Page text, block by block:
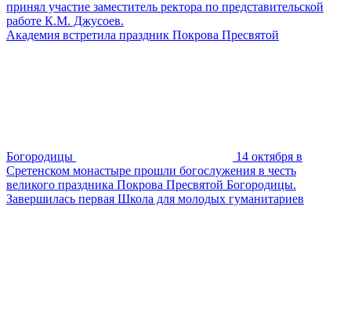
принял участие заместитель ректора по представительской
работе К.М. Джусоев.
Академия встретила праздник Покрова Пресвятой
Богородицы
14 октября в
Сретенском монастыре прошли богослужения в честь
великого праздника Покрова Пресвятой Богородицы.
Завершилась первая Школа для молодых гуманитариев